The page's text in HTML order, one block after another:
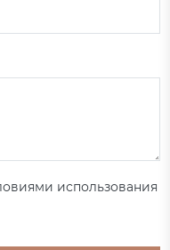
использования